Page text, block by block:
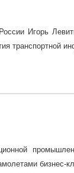
Игорь
транспортной